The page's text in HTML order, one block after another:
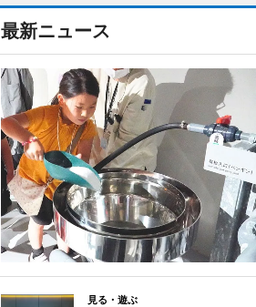
最新ニュース
見る・遊ぶ